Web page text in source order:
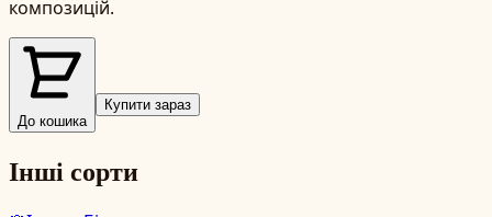
композицій.
До кошика
Купити зараз
Інші сорти